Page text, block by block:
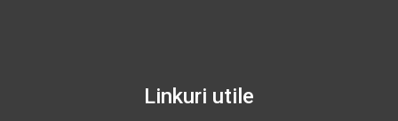
Linkuri utile